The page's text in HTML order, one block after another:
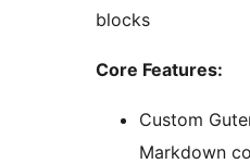
blocks
Core Features:
Custom
Markdown